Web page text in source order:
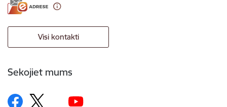
Visi kontakti
Sekojiet mums